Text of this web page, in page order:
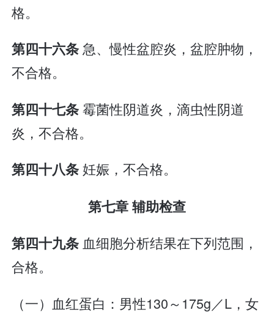
格。
第四十六条急、慢性盆腔炎，盆腔肿物，
不合格。
第四十七条霉菌性阴道炎，滴虫性阴道
炎，不合格。
第四十八条妊娠，不合格。
第七章 辅助检查
第四十九条血细胞分析结果在下列范围，
合格。
（一）血红蛋白：男性130～175g／L，女